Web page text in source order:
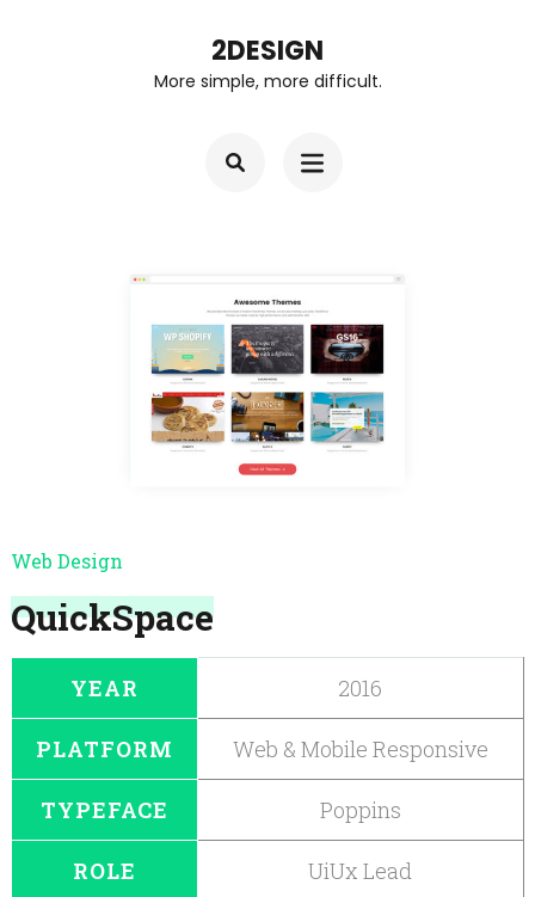
2DESIGN
More simple, more difficult.
Web Design
QuickSpace
YEAR 2016
PLATFORM Web & Mobile Responsive
TYPEFACE Poppins
ROLE UiUx Lead